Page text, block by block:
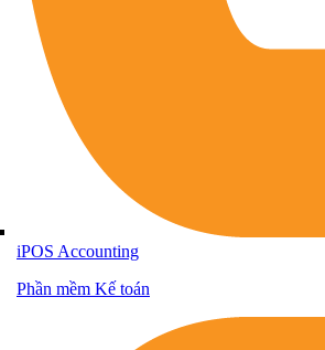
iPOS Accounting
Phần mềm Kế toán